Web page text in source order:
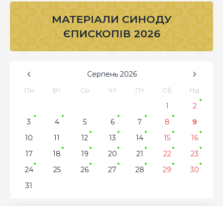
МАТЕРІАЛИ СИНОДУ
ЄПИСКОПІВ 2026
Серпень 2026
Пн Вт Ср Чт Пт Сб Нд
1
2
3
4 5 6 7 8
9
10
11 12 13 14 15
16
17
18 19 20 21 22
23
24
25 26 27 28 29
30
31